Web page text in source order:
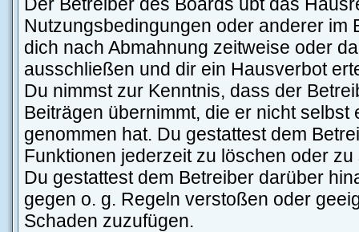
Nutzungsbedingungen oder anderer im
dich nach Abmahnung zeitweise oder
ausschließen und dir ein Hausverbot
Du nimmst zur Kenntnis, dass der
Beiträgen übernimmt, die er nicht
genommen hat. Du gestattest dem
Funktionen jederzeit zu löschen oder zu
Du gestattest dem Betreiber darüber
gegen o. g. Regeln verstoßen oder
Schaden zuzufügen.